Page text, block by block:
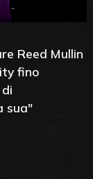
Reed Mullin
fino
sua"